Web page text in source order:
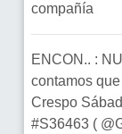
compañía
ENCON.. :
contamos
Crespo
#S36463 (